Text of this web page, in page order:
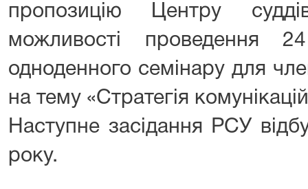
пропозицію Центру
можливості проведення
одноденного семінару для
на тему «Стратегія
Наступне засідання РСУ
року.